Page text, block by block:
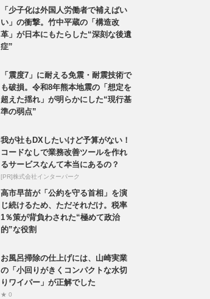
「少子化は外国人労働者で補えばい
い」の衝撃。竹中平蔵の「構造改
革」が日本にもたらした“深刻な後遺
症”
「震度7」に耐える免震・耐震技術で
も破損。令和8年熊本地震の「想定を
超えた揺れ」が明らかにした“現行基
準の弱点”
我が社もDXしたいけど予算がない！
コードなしで業務改善ツールを作れ
るサービスなんて本当にあるの？
[PR]株式会社インターパーク
高市早苗が「公約を守る首相」を演
じ続けるため、ただそれだけ。税率
1％策が背負わされた“極めて政治
的”な役割
お風呂掃除の仕上げには、山崎実業
の「小回りがきくコンパクトな水切
りワイパー」が正解でした
★ 0